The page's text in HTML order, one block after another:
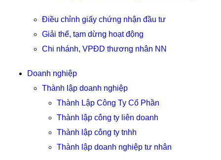
Điều chỉnh giấy chứng nhận đầu tư
Giải thể, tạm dừng hoạt động
Chi nhánh, VPĐD thương nhân NN
Doanh nghiệp
Thành lập doanh nghiệp
Thành Lập Công Ty Cổ Phần
Thành lập công ty liên doanh
Thành lập công ty tnhh
Thành lập doanh nghiệp tư nhân